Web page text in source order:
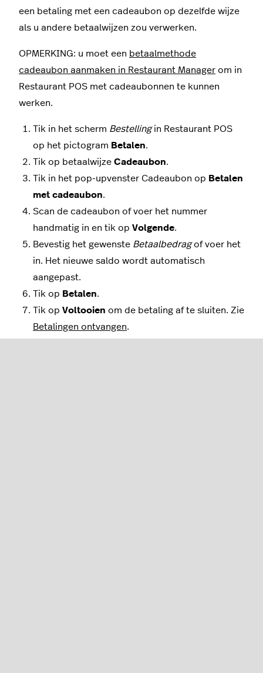
een betaling met een cadeaubon op dezelfde wijze
als u andere betaalwijzen zou verwerken.
OPMERKING: u moet een betaalmethode
cadeaubon aanmaken in Restaurant Manager om in
Restaurant POS met cadeaubonnen te kunnen
werken.
Tik in het scherm Bestellingin Restaurant POS
op het pictogram Betalen.
Tik op betaalwijze Cadeaubon.
Tik in het pop-upvenster Cadeaubon op Betalen
met cadeaubon.
Scan de cadeaubon of voer het nummer
handmatig in en tik op Volgende.
Bevestig het gewenste Betaalbedragof voer het
in. Het nieuwe saldo wordt automatisch
aangepast.
Tik op Betalen.
Tik op Voltooien om de betaling af te sluiten. Zie
Betalingen ontvangen.